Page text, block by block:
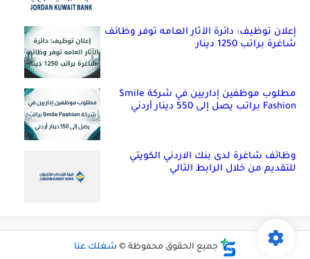
إعلان توظيف: دائرة الآثار العامه توفر وظائف
شاغرة براتب 1250 دينار
مطلوب موظفين إداريين في شركة Smile
Fashion براتب يصل إلى 550 دينار أردني
وظائف شاغرة لدى بنك الاردني الكويتي
للتقديم من خلال الرابط التالي
جميع الحقوق محفوظة © شغلك عنا